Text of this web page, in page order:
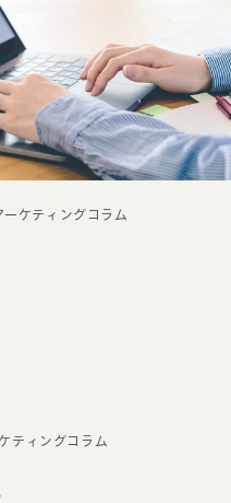
ーケティングコラム
ティングコラム